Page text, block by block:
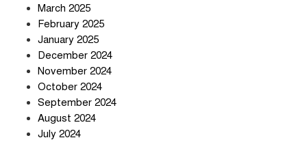
March 2025
February 2025
January 2025
December 2024
November 2024
October 2024
September 2024
August 2024
July 2024